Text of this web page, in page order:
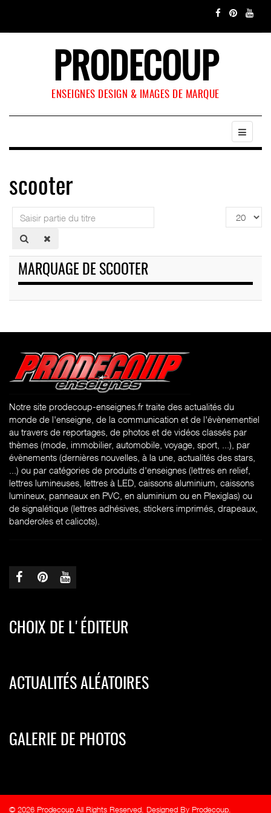
PRODECOUP
ENSEIGNES DESIGN & IMAGES DE MARQUE
scooter
Saisir
partie
du
Affichage
#
MARQUAGE DE SCOOTER
Notre site prodecoup-enseignes.fr traite des actualités du
monde de l'enseigne, de la communication et de l'évènementiel
au travers de reportages, de photos et de vidéos classés par
thèmes (mode, immobilier, automobile, voyage, sport, ...), par
évènements (dernières nouvelles, à la une, actualités des stars,
...) ou par catégories de produits d'enseignes (lettres en relief,
lettres lumineuses, lettres à LED, caissons aluminium, caissons
lumineux, panneaux en PVC, en aluminium ou en Plexiglas) ou
de signalétique (lettres adhésives, stickers imprimés, drapeaux,
banderoles et calicots).
CHOIX DE L'ÉDITEUR
ACTUALITÉS ALÉATOIRES
GALERIE DE PHOTOS
© 2026 Prodecoup All Rights Reserved. Designed By Prodecoup.